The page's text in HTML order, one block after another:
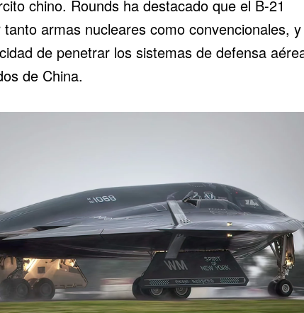
chino. Rounds ha destacado que el B-21
armas nucleares como convencionales, y
de penetrar los sistemas de defensa
de China.